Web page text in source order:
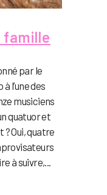
famille
par le
l’une des
musiciens
quatuor et
Oui, quatre
à suivre,...